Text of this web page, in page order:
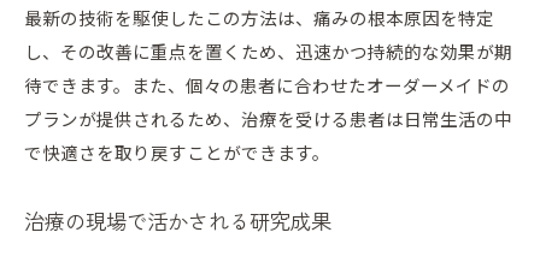
最新の技術を駆使したこの方法は、痛みの根本原因を特定
し、その改善に重点を置くため、迅速かつ持続的な効果が期
待できます。また、個々の患者に合わせたオーダーメイドの
プランが提供されるため、治療を受ける患者は日常生活の中
で快適さを取り戻すことができます。
治療の現場で活かされる研究成果